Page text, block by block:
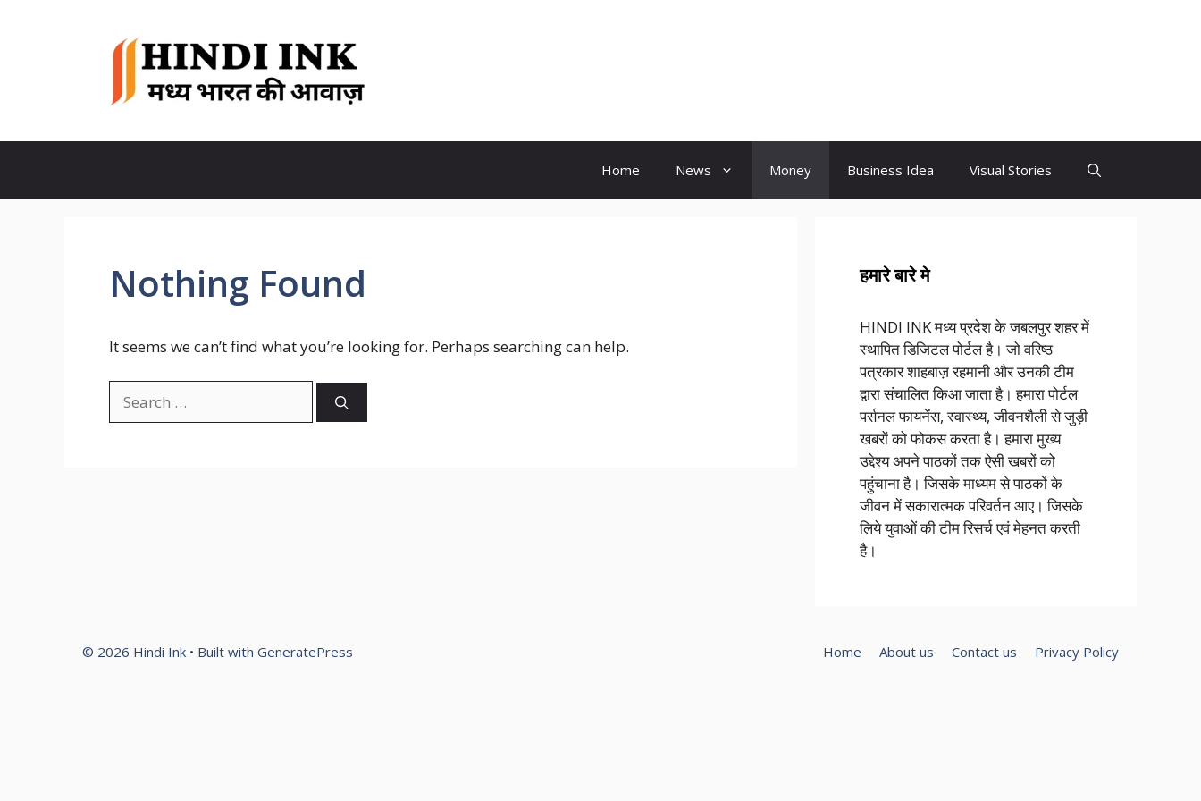
Home News Money Business Idea Visual Stories
Nothing Found
It seems we can’t find what you’re looking for. Perhaps searching can help.
for:
हमारे बारे मे
HINDI INK मध्य प्रदेश के जबलपुर शहर में
स्थापित डिजिटल पोर्टल है। जो वरिष्ठ
पत्रकार शाहबाज़ रहमानी और उनकी टीम
द्वारा संचालित किआ जाता है। हमारा पोर्टल
पर्सनल फायनेंस, स्वास्थ्य, जीवनशैली से जुड़ी
खबरों को फोकस करता है। हमारा मुख्य
उद्देश्य अपने पाठकों तक ऐसी खबरों को
पहुंचाना है। जिसके माध्यम से पाठकों के
जीवन में सकारात्मक परिवर्तन आए। जिसके
लिये युवाओं की टीम रिसर्च एवं मेहनत करती
है।
Home About us Contact us Privacy Policy
© 2026 Hindi Ink • Built with GeneratePress